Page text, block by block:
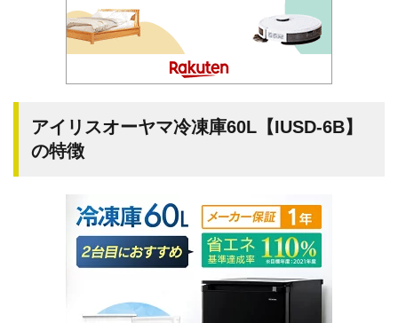
アイリスオーヤマ冷凍庫60L【IUSD-6B】
の特徴